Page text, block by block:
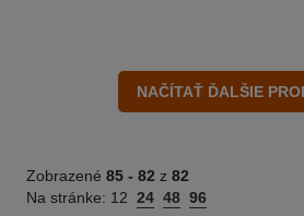
Zobrazené 85 - 82 z 82
Na stránke: 12 24 48 96